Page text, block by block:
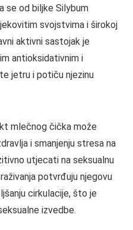
se od biljke Silybum
svojstvima i širokoj
aktivni sastojak je
antioksidativnim i
jetru i potiču njezinu
mlečnog čička može
i smanjenju stresa na
utjecati na seksualnu
potvrđuju njegovu
cirkulacije, što je
izvedbe.